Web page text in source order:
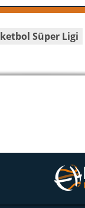
Süper Ligi